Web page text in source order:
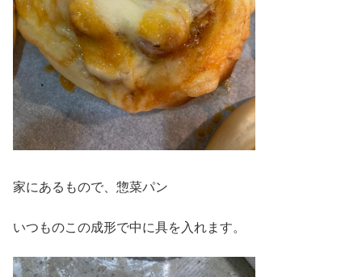
家にあるもので、惣菜パン
いつものこの成形で中に具を入れます。